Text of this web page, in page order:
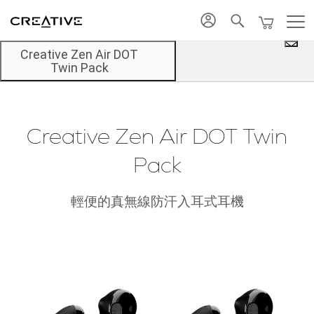
Creative Zen Air DOT
Twin Pack
返回頂部
Creative Zen Air DOT Twin
Pack
輕便的真無線防汗入耳式耳機